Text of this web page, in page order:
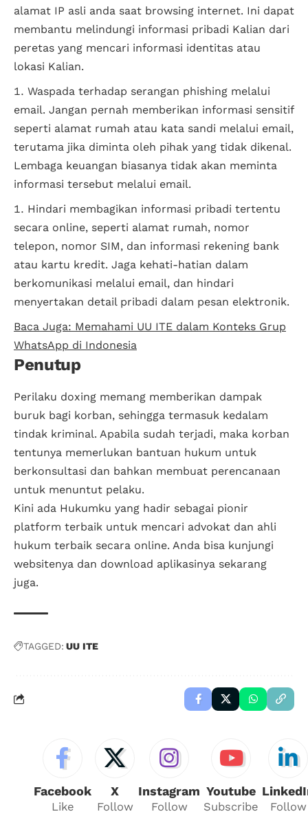
alamat IP asli anda saat browsing internet. Ini dapat
membantu melindungi informasi pribadi Kalian dari
peretas yang mencari informasi identitas atau
lokasi Kalian.
Waspada terhadap serangan phishing melalui
email. Jangan pernah memberikan informasi sensitif
seperti alamat rumah atau kata sandi melalui email,
terutama jika diminta oleh pihak yang tidak dikenal.
Lembaga keuangan biasanya tidak akan meminta
informasi tersebut melalui email.
Hindari membagikan informasi pribadi tertentu
secara online, seperti alamat rumah, nomor
telepon, nomor SIM, dan informasi rekening bank
atau kartu kredit. Jaga kehati-hatian dalam
berkomunikasi melalui email, dan hindari
menyertakan detail pribadi dalam pesan elektronik.
Baca Juga: Memahami UU ITE dalam Konteks Grup
WhatsApp di Indonesia
Penutup
Perilaku doxing memang memberikan dampak
buruk bagi korban, sehingga termasuk kedalam
tindak kriminal. Apabila sudah terjadi, maka korban
tentunya memerlukan bantuan hukum untuk
berkonsultasi dan bahkan membuat perencanaan
untuk menuntut pelaku.
Kini ada Hukumku yang hadir sebagai pionir
platform terbaik untuk mencari advokat dan ahli
hukum terbaik secara online. Anda bisa kunjungi
websitenya dan download aplikasinya sekarang
juga.
TAGGED: UU ITE
Facebook
Like
X
Follow
Instagram
Follow
Youtube
Subscribe Follow